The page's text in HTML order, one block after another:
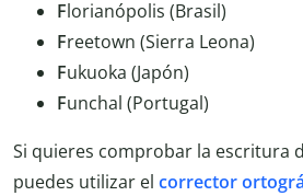
Florianópolis (Brasil)
Freetown (Sierra Leona)
Fukuoka (Japón)
Funchal (Portugal)
Si quieres comprobar la escritura
puedes utilizar el corrector